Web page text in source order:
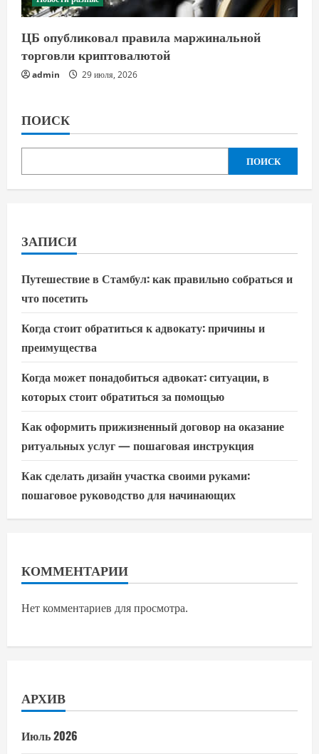
ЦБ опубликовал правила маржинальной
торговли криптовалютой
admin 29 июля, 2026
ПОИСК
ПОИСК
ЗАПИСИ
Путешествие в Стамбул: как правильно собраться и
что посетить
Когда стоит обратиться к адвокату: причины и
преимущества
Когда может понадобиться адвокат: ситуации, в
которых стоит обратиться за помощью
Как оформить прижизненный договор на оказание
ритуальных услуг — пошаговая инструкция
Как сделать дизайн участка своими руками:
пошаговое руководство для начинающих
КОММЕНТАРИИ
Нет комментариев для просмотра.
АРХИВ
Июль 2026